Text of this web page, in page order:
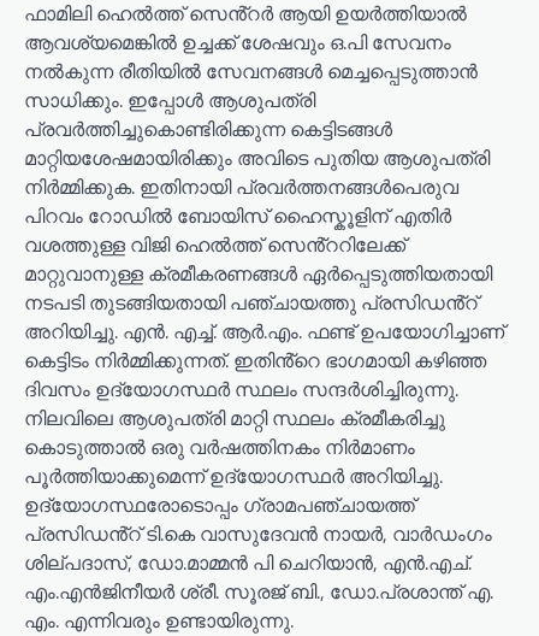
ഫാമിലി ഹെൽത്ത് സെൻ്റർ ആയി ഉയർത്തിയാൽ
ആവശ്യമെങ്കിൽ ഉച്ചക്ക് ശേഷവും ഒ.പി സേവനം
നൽകുന്ന രീതിയിൽ സേവനങ്ങൾ മെച്ചപ്പെടുത്താൻ
സാധിക്കും. ഇപ്പോൾ ആശുപത്രി
പ്രവർത്തിച്ചുകൊണ്ടിരിക്കുന്ന കെട്ടിടങ്ങൾ
മാറ്റിയശേഷമായിരിക്കും അവിടെ പുതിയ ആശുപത്രി
നിർമ്മിക്കുക. ഇതിനായി പ്രവർത്തനങ്ങൾപെരുവ
പിറവം റോഡിൽ ബോയിസ് ഹൈസ്കൂളിന് എതിർ
വശത്തുള്ള വിജി ഹെൽത്ത് സെൻ്ററിലേക്ക്
മാറ്റുവാനുള്ള ക്രമീകരണങ്ങൾ ഏർപ്പെടുത്തിയതായി
നടപടി തുടങ്ങിയതായി പഞ്ചായത്തു പ്രസിഡൻ്റ്
അറിയിച്ചു. എൻ. എച്ച്. ആർ.എം. ഫണ്ട് ഉപയോഗിച്ചാണ്
കെട്ടിടം നിർമ്മിക്കുന്നത്. ഇതിൻ്റെ ഭാഗമായി കഴിഞ്ഞ
ദിവസം ഉദ്യോഗസ്ഥർ സ്ഥലം സന്ദർശിച്ചിരുന്നു.
നിലവിലെ ആശുപത്രി മാറ്റി സ്ഥലം ക്രമീകരിച്ചു
കൊടുത്താൽ ഒരു വർഷത്തിനകം നിർമാണം
പൂർത്തിയാക്കുമെന്ന് ഉദ്യോഗസ്ഥർ അറിയിച്ചു.
ഉദ്യോഗസ്ഥരോടൊപ്പം ഗ്രാമപഞ്ചായത്ത്
പ്രസിഡൻ്റ് ടി.കെ വാസുദേവൻ നായർ, വാർഡംഗം
ശില്പദാസ്, ഡോ.മാമ്മൻ പി ചെറിയാൻ, എൻ.എച്.
എം.എൻജിനീയർ ശ്രീ. സൂരജ് ബി., ഡോ.പ്രശാന്ത് എ.
എം. എന്നിവരും ഉണ്ടായിരുന്നു.